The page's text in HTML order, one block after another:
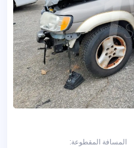
المسافة المقطوعة: